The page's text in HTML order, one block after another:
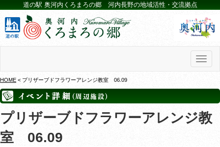
道の駅 奥河内くろまろの郷 河内長野の地域活性・交流拠点
HOME < プリザーブドフラワーアレンジ教室 06.09
プリザーブドフラワーアレンジ教
室 06.09